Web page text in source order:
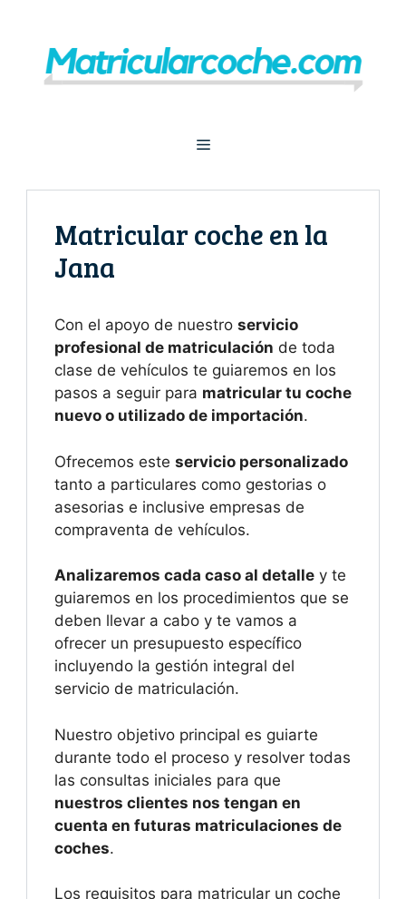
contenido
Menú
Matricular coche en la
Jana
Con el apoyo de nuestro servicio
profesional de matriculación de toda
clase de vehículos te guiaremos en los
pasos a seguir para matricular tu coche
nuevo o utilizado de importación.
Ofrecemos este servicio personalizado
tanto a particulares como gestorias o
asesorias e inclusive empresas de
compraventa de vehículos.
Analizaremos cada caso al detalle y te
guiaremos en los procedimientos que se
deben llevar a cabo y te vamos a
ofrecer un presupuesto específico
incluyendo la gestión integral del
servicio de matriculación.
Nuestro objetivo principal es guiarte
durante todo el proceso y resolver todas
las consultas iniciales para que
nuestros clientes nos tengan en
cuenta en futuras matriculaciones de
coches.
Los requisitos para matricular un coche